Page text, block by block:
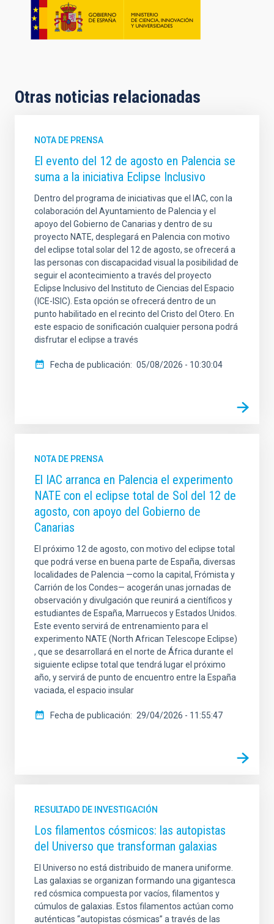
Otras noticias relacionadas
NOTA DE PRENSA
El evento del 12 de agosto en Palencia se
suma a la iniciativa Eclipse Inclusivo
Dentro del programa de iniciativas que el IAC, con la
colaboración del Ayuntamiento de Palencia y el
apoyo del Gobierno de Canarias y dentro de su
proyecto NATE, desplegará en Palencia con motivo
del eclipse total solar del 12 de agosto, se ofrecerá a
las personas con discapacidad visual la posibilidad de
seguir el acontecimiento a través del proyecto
Eclipse Inclusivo del Instituto de Ciencias del Espacio
(ICE-ISIC). Esta opción se ofrecerá dentro de un
punto habilitado en el recinto del Cristo del Otero. En
este espacio de sonificación cualquier persona podrá
disfrutar el eclipse a través
Fecha de publicación 05/08/2026 - 10:30:04
NOTA DE PRENSA
El IAC arranca en Palencia el experimento
NATE con el eclipse total de Sol del 12 de
agosto, con apoyo del Gobierno de
Canarias
El próximo 12 de agosto, con motivo del eclipse total
que podrá verse en buena parte de España, diversas
localidades de Palencia —como la capital, Frómista y
Carrión de los Condes— acogerán unas jornadas de
observación y divulgación que reunirá a científicos y
estudiantes de España, Marruecos y Estados Unidos.
Este evento servirá de entrenamiento para el
experimento NATE (North African Telescope Eclipse)
, que se desarrollará en el norte de África durante el
siguiente eclipse total que tendrá lugar el próximo
año, y servirá de punto de encuentro entre la España
vaciada, el espacio insular
Fecha de publicación 29/04/2026 - 11:55:47
RESULTADO DE INVESTIGACIÓN
Los filamentos cósmicos: las autopistas
del Universo que transforman galaxias
El Universo no está distribuido de manera uniforme.
Las galaxias se organizan formando una gigantesca
red cósmica compuesta por vacíos, filamentos y
cúmulos de galaxias. Estos filamentos actúan como
auténticas “autopistas cósmicas” a través de las